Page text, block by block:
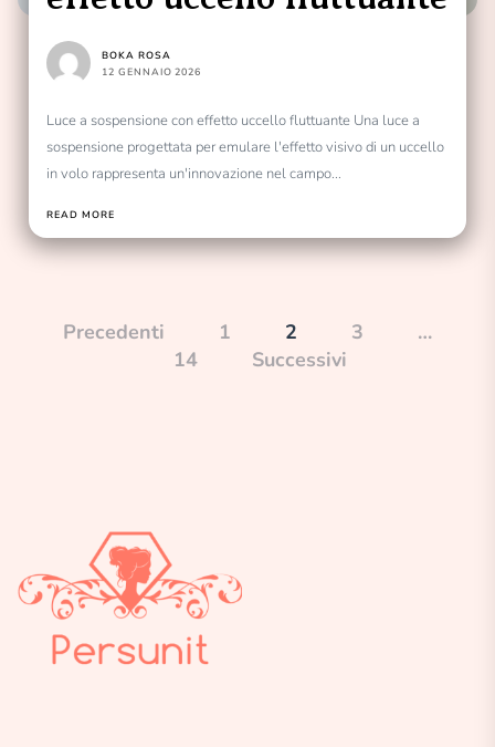
BOKA ROSA
12 GENNAIO 2026
Luce a sospensione con effetto uccello fluttuante Una luce a
sospensione progettata per emulare l'effetto visivo di un uccello
in volo rappresenta un'innovazione nel campo...
READ MORE
Paginazione
Precedenti 1 2 3
…
14
Successivi